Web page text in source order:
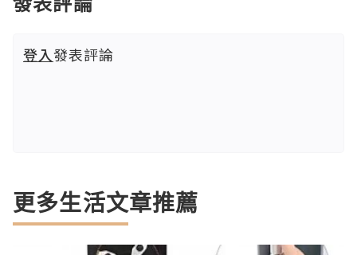
登入發表評論
更多生活文章推薦